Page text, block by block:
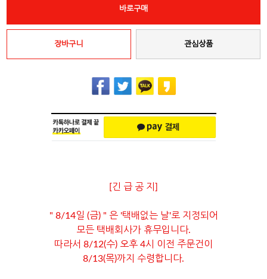
바로구매
장바구니 관심상품
[긴 급 공 지]
" 8/14일 (금) " 은 '택배없는 날'로 지정되어
모든 택배회사가 휴무입니다.
따라서 8/12(수) 오후 4시 이전 주문건이
8/13(목)까지 수령합니다.